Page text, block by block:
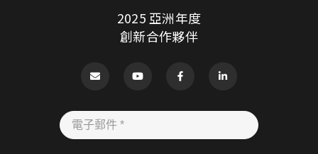
2025 亞洲年度
創新合作夥伴